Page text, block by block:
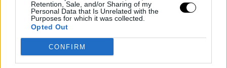
Retention, Sale, and/or Sharing of my
Personal Data that Is Unrelated with the
Purposes for which it was collected.
Opted Out
CONFIRM
Aszály és hőség: bezárják a